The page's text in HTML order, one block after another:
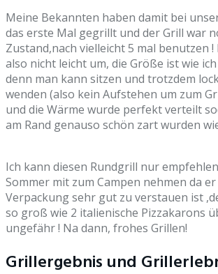
Meine Bekannten haben damit bei
das erste Mal gegrillt und der Grill war
Zustand,nach vielleicht 5 mal benutzen
also nicht leicht um, die Größe ist wie
denn man kann sitzen und trotzdem
wenden (also kein Aufstehen um zum
und die Wärme wurde perfekt verteilt
am Rand genauso schön zart wurden
Ich kann diesen Rundgrill nur
Sommer mit zum Campen nehmen da
Verpackung sehr gut zu verstauen ist
so groß wie 2 italienische Pizzakarons
ungefähr ! Na dann, frohes Grillen!
Grillergebnis und